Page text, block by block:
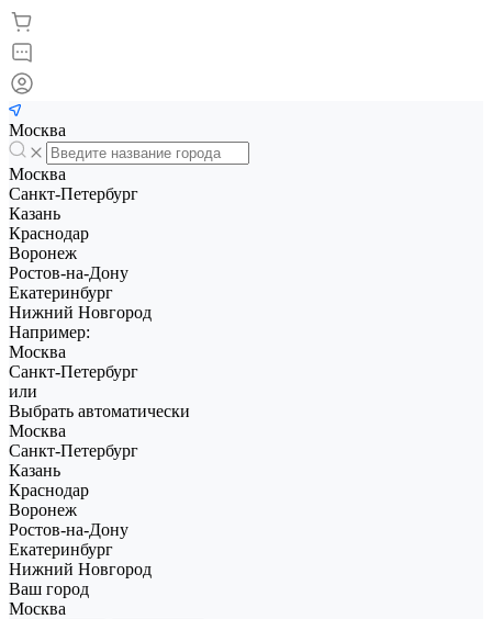
Москва
Москва
Санкт-Петербург
Казань
Краснодар
Воронеж
Ростов-на-Дону
Екатеринбург
Нижний Новгород
Например:
Москва
Санкт-Петербург
или
Выбрать автоматически
Москва
Санкт-Петербург
Казань
Краснодар
Воронеж
Ростов-на-Дону
Екатеринбург
Нижний Новгород
Ваш город
Москва